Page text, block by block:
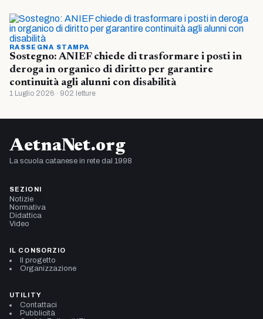
RASSEGNA STAMPA
Sostegno: ANIEF chiede di trasformare i posti in
deroga in organico di diritto per garantire
continuità agli alunni con disabilità
1 Luglio 2026 · 902 letture
AetnaNet.org
La scuola catanese in rete dal 1998
SEZIONI
Notizie
Normativa
Didattica
Video
IL CONSORZIO
Il progetto
Organizzazione
UTILITY
Contattaci
Pubblicità